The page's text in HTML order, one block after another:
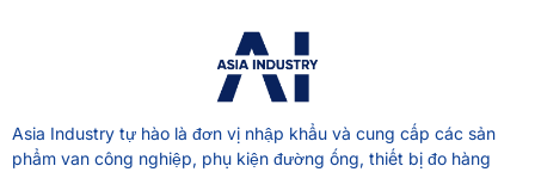
Asia Industry tự hào là đơn vị nhập khẩu và cung cấp các sản
phẩm van công nghiệp, phụ kiện đường ống, thiết bị đo hàng